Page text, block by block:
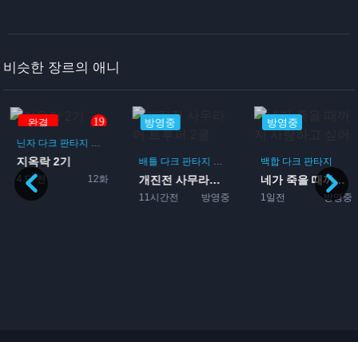
비슷한 장르의 애니
완결 19
닌자 다크 판타지 액션
지옥락 2기
4 달 전 12화
방영중
배틀 다크 판타지 갑옷물 아포칼립스물
개진전 사무라이 트루퍼 2쿨
11시간전 방영중
방영중
백합 다크 판타지
네가 죽을 때까지 사랑하고...
1일전 방영중